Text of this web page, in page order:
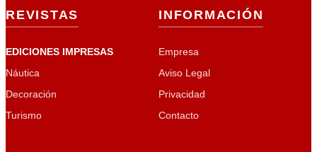
REVISTAS
EDICIONES IMPRESAS
Náutica
Decoración
Turismo
INFORMACIÓN
Empresa
Aviso Legal
Privacidad
Contacto